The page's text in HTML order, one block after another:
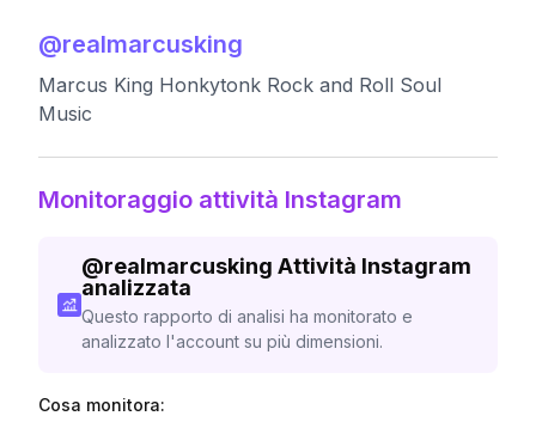
@realmarcusking
Marcus King Honkytonk Rock and Roll Soul
Music
Monitoraggio attività Instagram
@realmarcusking Attività Instagram
analizzata
Questo rapporto di analisi ha monitorato e
analizzato l'account su più dimensioni.
Cosa monitora: